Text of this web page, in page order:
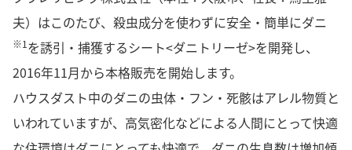
夫）はこのたび、殺虫成分を使わずに安全・簡単にダニ
※1 を誘引・捕獲するシート<ダニトリーゼ>を開発し、
2016年11月から本格販売を開始します。
ハウスダスト中のダニの虫体・フン・死骸はアレル物質と
いわれていますが、高気密化などによる人間にとって快適